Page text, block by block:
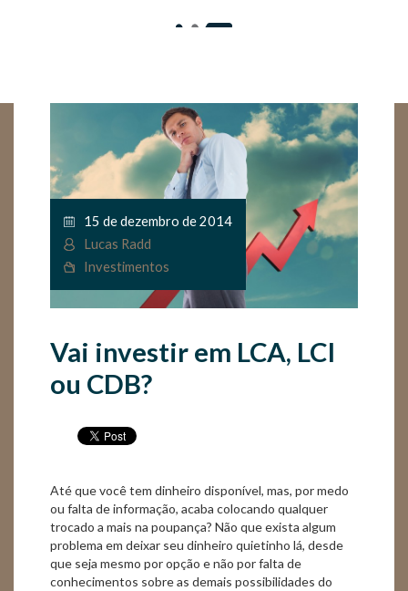
15 de dezembro de 2014
Lucas Radd
Investimentos
Vai investir em LCA, LCI
ou CDB?
Até que você tem dinheiro disponível, mas, por medo
ou falta de informação, acaba colocando qualquer
trocado a mais na poupança? Não que exista algum
problema em deixar seu dinheiro quietinho lá, desde
que seja mesmo por opção e não por falta de
conhecimentos sobre as demais possibilidades do